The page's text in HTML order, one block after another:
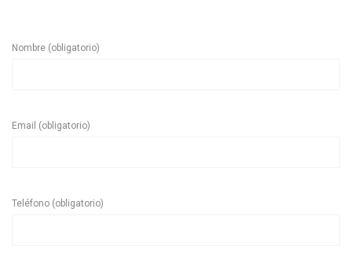
Nombre (obligatorio)
Email (obligatorio)
Teléfono (obligatorio)